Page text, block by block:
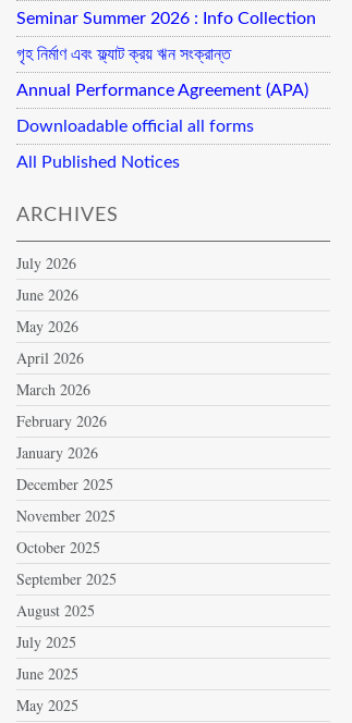
Seminar Summer 2026 : Info Collection
গৃহ নির্মাণ এবং ফ্ল্যাট ক্রয় ঋন সংক্রান্ত
Annual Performance Agreement (APA)
Downloadable official all forms
All Published Notices
ARCHIVES
July 2026
June 2026
May 2026
April 2026
March 2026
February 2026
January 2026
December 2025
November 2025
October 2025
September 2025
August 2025
July 2025
June 2025
May 2025